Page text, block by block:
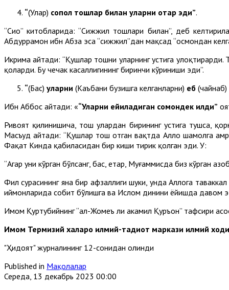
“(Улар) сопол тошлар билан уларни отар эди”.
“Сиҳоҳ” китобларида: “Сижжил тошлари билан”, деб
Абдурраҳмон ибн Абза эса “сижжил”дан мақсад “осмондан
Икрима айтади: “Қушлар тошни уларнинг устига
қоларди. Бу чечак касаллигининг биринчи кўриниши эди”.
“(Бас) уларни (Каъбани бузишга келганларни) еб (чайнаб)
Ибн Аббос айтади: «“Уларни ейиладиган сомондек қилди”
Ривоят қилинишича, тош улардан бирининг устига тушса,
Масъуд айтади: “Қушлар тош отган вақтда Аллоҳ шамолга
Фақат Кинда қабиласидан бир киши тирик қолган эди. У:
“Агар уни кўрган бўлсанг, бас, етар, Муғаммисда биз кўрган
Фил сурасининг яна бир афзаллиги шуки, унда Аллоҳга
иймонларида собит бўлишга ва Ислом динини ёйишда давом
Имом Қуртубийнинг “ал-Жомеъ ли аҳкамил Қуръон” тафсири
Имом Термизий халқаро илмий-тадқиқот маркази илмий
"Ҳидоят" журналининг 12-сонидан олинди
Published in Мақолалар
Середа, 13 декабрь 2023 00:00